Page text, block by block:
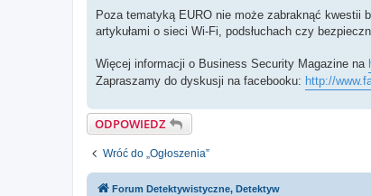
Poza tematyką EURO nie może zabraknąć kwestii
artykułami o sieci Wi-Fi, podsłuchach czy
Więcej informacji o Business Security Magazine na
Zapraszamy do dyskusji na facebooku: http://
ODPOWIEDZ
Wróć do „Ogłoszenia”
Forum Detektywistyczne, Detektyw